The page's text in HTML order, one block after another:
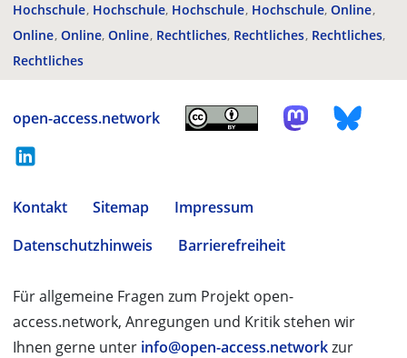
Hochschule Hochschule Hochschule Hochschule Online
Online Online Online Rechtliches Rechtliches Rechtliches
Rechtliches
open-access.network
Kontakt Sitemap
Impressum
Datenschutzhinweis
Barrierefreiheit
Für allgemeine Fragen zum Projekt open-
access.network, Anregungen und Kritik stehen wir
Ihnen gerne unter info@open-access.networkzur